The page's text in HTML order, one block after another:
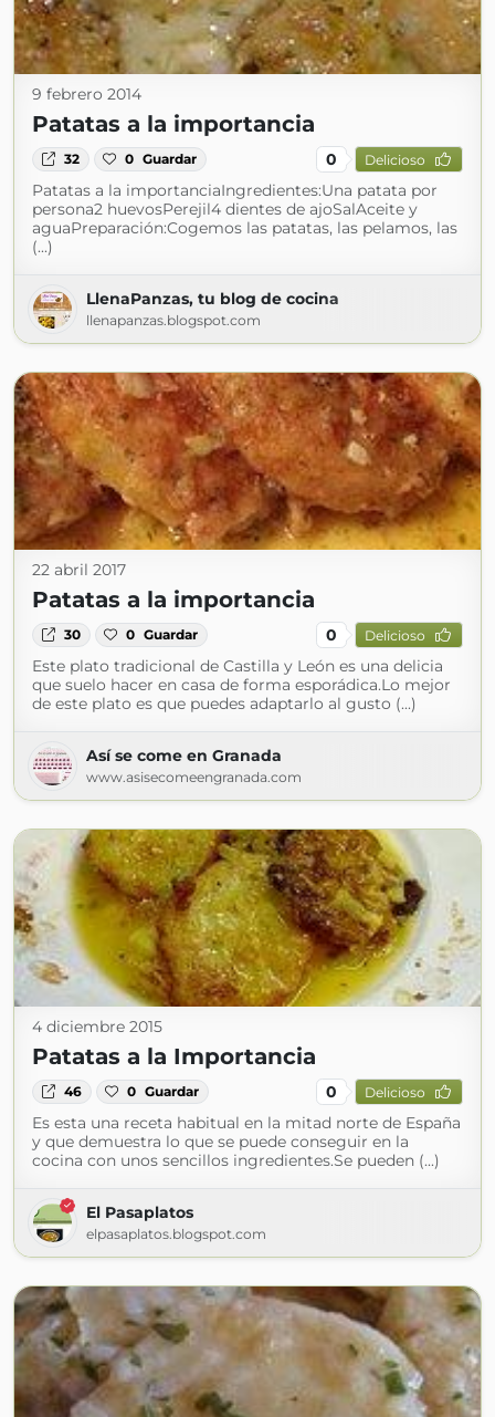
9 febrero 2014
Patatas a la importancia
32 0 Guardar 0 Delicioso
Patatas a la importanciaIngredientes:Una patata por
persona2 huevosPerejil4 dientes de ajoSalAceite y
aguaPreparación:Cogemos las patatas, las pelamos, las
(...)
LlenaPanzas, tu blog de cocina
llenapanzas.blogspot.com
22 abril 2017
Patatas a la importancia
30 0 Guardar 0 Delicioso
Este plato tradicional de Castilla y León es una delicia
que suelo hacer en casa de forma esporádica.Lo mejor
de este plato es que puedes adaptarlo al gusto (...)
Así se come en Granada
www.asisecomeengranada.com
4 diciembre 2015
Patatas a la Importancia
46 0 Guardar 0 Delicioso
Es esta una receta habitual en la mitad norte de España
y que demuestra lo que se puede conseguir en la
cocina con unos sencillos ingredientes.Se pueden (...)
El Pasaplatos
elpasaplatos.blogspot.com